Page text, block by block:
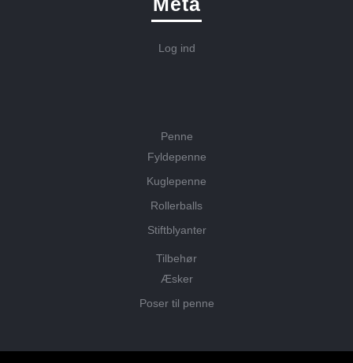
Log ind
Penne
Fyldepenne
Kuglepenne
Rollerballs
Stiftblyanter
Tilbehør
Æsker
Poser til penne